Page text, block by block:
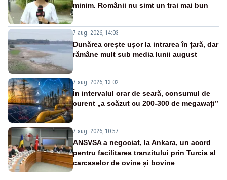
minim. Românii nu simt un trai mai bun
7 aug. 2026, 14:03
Dunărea crește ușor la intrarea în țară, dar
rămâne mult sub media lunii august
7 aug. 2026, 13:02
În intervalul orar de seară, consumul de
curent „a scăzut cu 200-300 de megawați”
7 aug. 2026, 10:57
ANSVSA a negociat, la Ankara, un acord
pentru facilitarea tranzitului prin Turcia al
carcaselor de ovine și bovine